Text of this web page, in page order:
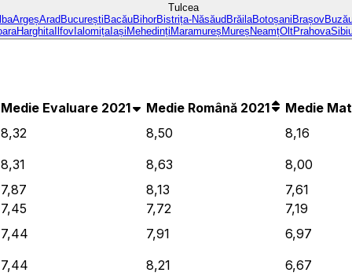
Tulcea
ArgeșAradBucureștiBacăuBihorBistrița-NăsăudBrăilaBotoșaniBrașov
HarghitaIlfovIalomițaIașiMehedințiMaramureșMureșNeamțOltPrahova
Medie Evaluare 2021 Medie Română 2021 Medie
8,32 8,50 8,16
8,31 8,63 8,00
7,87 8,13 7,61
7,45 7,72 7,19
7,44 7,91 6,97
7,44 8,21 6,67